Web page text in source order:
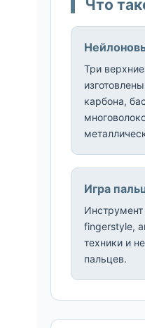
Что
Три
карбона,
Игра
fingerstyle,
техники и
пальцев.